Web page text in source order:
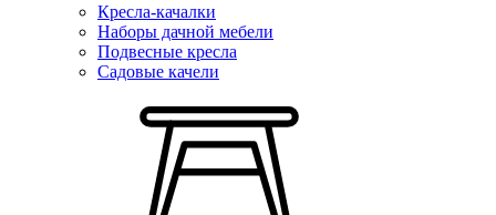
Кресла-качалки
Наборы дачной мебели
Подвесные кресла
Садовые качели